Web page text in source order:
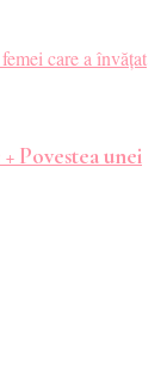
Povestea unei